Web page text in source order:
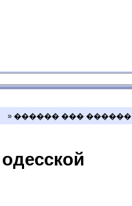
» ������ ��� ������